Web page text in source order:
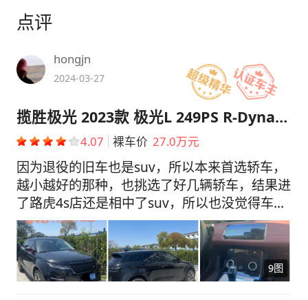
点评
hongjn
2024-03-27
揽胜极光 2023款 极光L 249PS R-Dynamic 豪华版
4.07 裸车价 27.0万元
因为退役的旧车也是suv，所以本来首选轿车，
越小越好的那种，也挑选了好几辆轿车，结果进
了路虎4s店还是相中了suv，所以也没觉得车
小。 对比现如今大部分汽车内饰的大屏，更喜
欢极光双屏的中控设计，就选了虎子嘿嘿。 使
用小半年里程2500km 1⃣️外观：车长短了点，
个字高点的男生坐进去需要调节一下座椅高度。
9图